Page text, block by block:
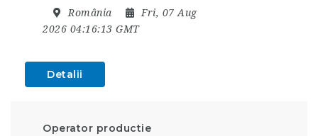
România
Fri, 07 Aug
2026 04:16:13 GMT
Detalii
Operator productie